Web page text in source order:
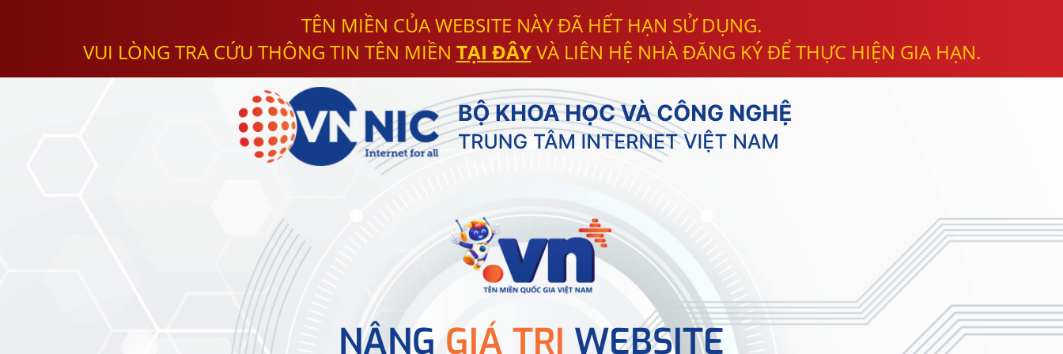
TÊN MIỀN CỦA WEBSITE NÀY ĐÃ HẾT HẠN SỬ DỤNG.
VUI LÒNG TRA CỨU THÔNG TIN TÊN MIỀN TẠI ĐÂYVÀ LIÊN HỆ NHÀ ĐĂNG KÝ ĐỂ THỰC HIỆN GIA HẠN.
NÂNG GIÁ TRỊ WEBSITE